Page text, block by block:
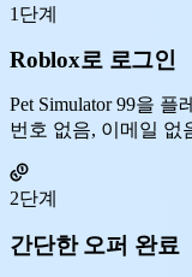
1단계
Roblox로 로그인
Pet Simulator 99을
번호 없음, 이메일 없
2단계
간단한 오퍼 완료